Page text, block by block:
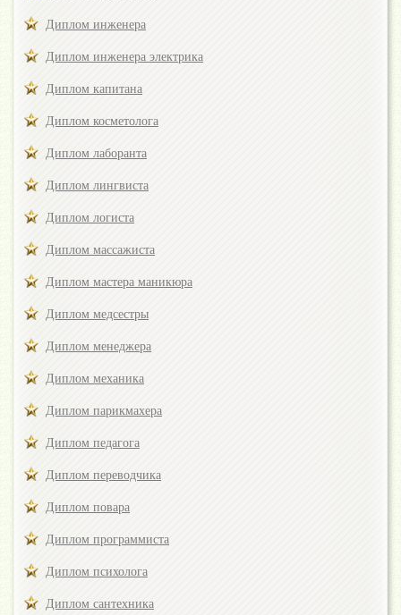
Диплом инженера
Диплом инженера электрика
Диплом капитана
Диплом косметолога
Диплом лаборанта
Диплом лингвиста
Диплом логиста
Диплом массажиста
Диплом мастера маникюра
Диплом медсестры
Диплом менеджера
Диплом механика
Диплом парикмахера
Диплом педагога
Диплом переводчика
Диплом повара
Диплом программиста
Диплом психолога
Диплом сантехника